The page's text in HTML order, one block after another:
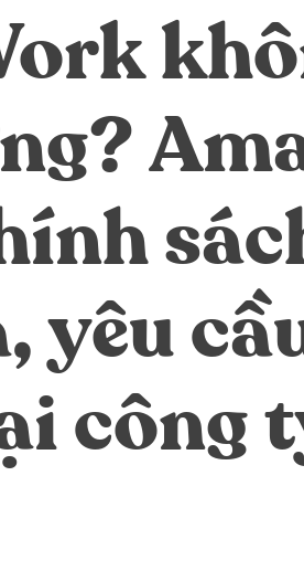
Dreamplex Trần Quang Khải
Dreamplex Nguyễn Trung Ngạn
Dreamplex Thái Hà
yêu
công